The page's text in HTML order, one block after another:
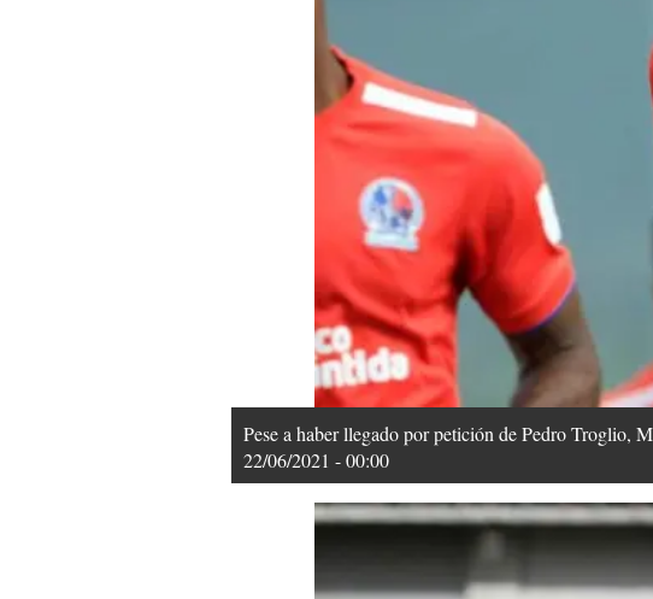
Pese a haber llegado por petición de Pedro Troglio,
22/06/2021 - 00:00